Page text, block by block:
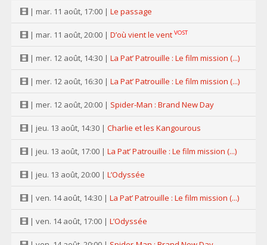
| mar. 11 août, 17:00 | Le passage
| mar. 11 août, 20:00 | D’où vient le vent VOST
| mer. 12 août, 14:30 | La Pat’ Patrouille : Le film mission (...)
| mer. 12 août, 16:30 | La Pat’ Patrouille : Le film mission (...)
| mer. 12 août, 20:00 | Spider-Man : Brand New Day
| jeu. 13 août, 14:30 | Charlie et les Kangourous
| jeu. 13 août, 17:00 | La Pat’ Patrouille : Le film mission (...)
| jeu. 13 août, 20:00 | L’Odyssée
| ven. 14 août, 14:30 | La Pat’ Patrouille : Le film mission (...)
| ven. 14 août, 17:00 | L’Odyssée